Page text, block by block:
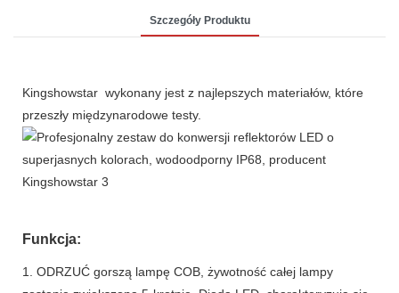
Szczegóły Produktu
Kingshowstar wykonany jest z najlepszych materiałów, które
przeszły międzynarodowe testy.
Funkcja:
1. ODRZUĆ gorszą lampę COB, żywotność całej lampy